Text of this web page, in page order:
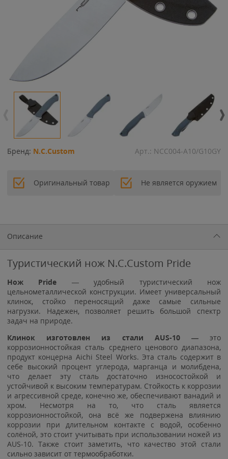
Бренд: N.C.Custom Арт.: NCC004-A10/G10GY
Оригинальный товар Не является оружием
Описание
Туристический нож N.C.Custom Pride
Нож Pride — удобный туристический нож
цельнометаллической конструкции. Имеет универсальный
клинок, стойко переносящий даже самые сильные
нагрузки. Надежен, позволяет решить большой спектр
задач на природе.
Клинок изготовлен из стали AUS-10 —это
коррозионностойкая сталь среднего ценового диапазона,
продукт концерна Aichi Steel Works. Эта сталь содержит в
себе высокий процент углерода, марганца и молибдена,
что делает эту сталь достаточно износостойкой и
устойчивой к высоким температурам. Стойкость к коррозии
и агрессивной среде, конечно же, обеспечивают ванадий и
хром. Несмотря на то, что сталь является
коррозионностойкой, она всё же подвержена влиянию
коррозии при длительном контакте с водой, особенно
солёной, это стоит учитывать при использовании ножей из
AUS-10. Также стоит заметить, что качество этой стали
сильно зависит от термообработки.